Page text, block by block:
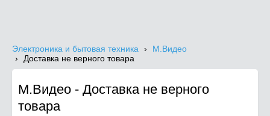
Электроника и бытовая техника
М.Видео
Доставка не верного товара
М.Видео - Доставка не верного
товара